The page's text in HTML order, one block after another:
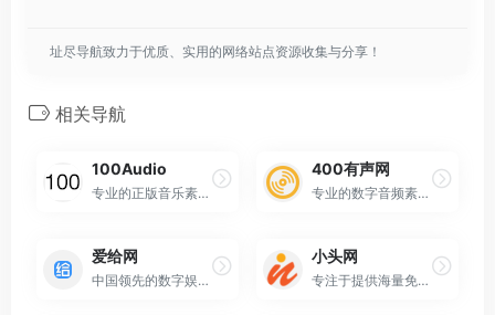
址尽导航致力于优质、实用的网络站点资源收集与分享！
相关导航
100Audio
专业的正版音乐素材电商平台
400有声网
专业的数字音频素材分享平台
爱给网
中国领先的数字娱乐创作素材服务平台
小头网
专注于提供海量免费音效素材下载的专业平台